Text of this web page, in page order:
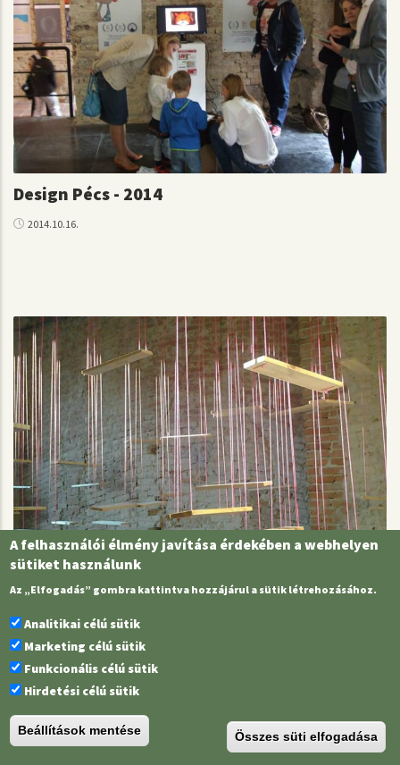
Design Pécs - 2014
2014.10.16.
"Kötéltánc" - Görözdi Lilla és Gnándt Ferenc
2014.09.23.
A felhasználói élmény javítása érdekében a webhelyen
sütiket használunk
Az „Elfogadás” gombra kattintva hozzájárul a sütik létrehozásához.
Analitikai célú sütik
Marketing célú sütik
Funkcionális célú sütik
Hirdetési célú sütik
Beállítások mentése Összes süti elfogadása